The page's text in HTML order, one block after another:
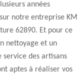
années
notre entreprise KM
62890. Et pour ce
nettoyage et un
service des artisans
aptes à réaliser vos